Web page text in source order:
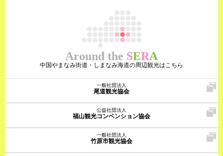
Around the SERA
中国やまなみ街道・しまなみ海道の周辺観光はこちら
一般社団法人
尾道観光協会
公益社団法人
福山観光コンベンション協会
一般社団法人
竹原市観光協会